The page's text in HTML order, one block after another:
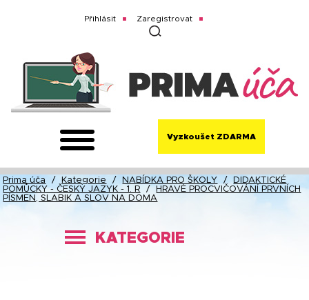
Přihlásit Zaregistrovat
Vyzkoušet ZDARMA
Prima úča / Kategorie / NABÍDKA PRO ŠKOLY /
DIDAKTICKÉ
POMŮCKY - ČESKÝ JAZYK - 1. R
/
HRAVÉ PROCVIČOVÁNÍ PRVNÍCH
PÍSMEN, SLABIK A SLOV NA DOMA
KATEGORIE